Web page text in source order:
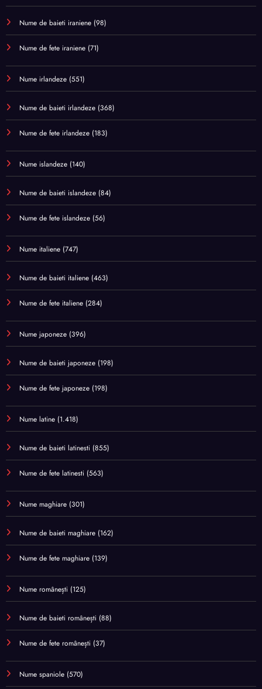
Nume de baieti iraniene (98)
Nume de fete iraniene (71)
Nume irlandeze (551)
Nume de baieti irlandeze (368)
Nume de fete irlandeze (183)
Nume islandeze (140)
Nume de baieti islandeze (84)
Nume de fete islandeze (56)
Nume italiene (747)
Nume de baieti italiene (463)
Nume de fete italiene (284)
Nume japoneze (396)
Nume de baieti japoneze (198)
Nume de fete japoneze (198)
Nume latine (1.418)
Nume de baieti latinesti (855)
Nume de fete latinesti (563)
Nume maghiare (301)
Nume de baieti maghiare (162)
Nume de fete maghiare (139)
Nume românești (125)
Nume de baieti românești (88)
Nume de fete românești (37)
Nume spaniole (570)